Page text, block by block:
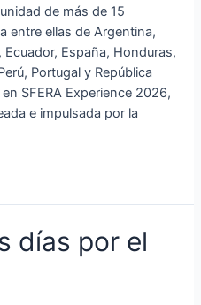
de más de 15
entre ellas de Argentina,
España, Honduras,
Portugal y República
SFERA Experience 2026,
e impulsada por la
días por el